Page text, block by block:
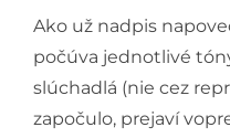
Ako už nadpis
počúva jednotlivé
slúchadlá (nie cez
započulo, prejaví